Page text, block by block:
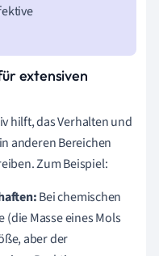
extensiven
hilft, das Verhalten und
anderen Bereichen
Zum Beispiel:
Bei chemischen
(die Masse eines Mols
aber der